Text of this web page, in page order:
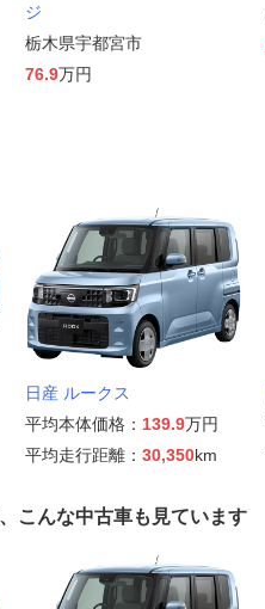
ジ
栃木県宇都宮市
76.9万円
日産 ルークス
平均本体価格： 139.9万円
平均走行距離： 30,350km
こんな中古車も見ています